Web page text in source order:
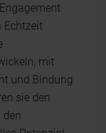
Echtzeit
mit
und Bindung
sie den